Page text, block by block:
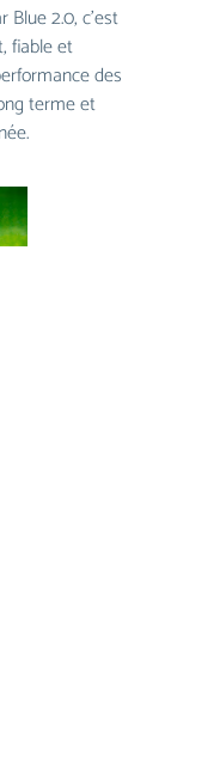
2.0, c’est
ﬁable et
des
terme et